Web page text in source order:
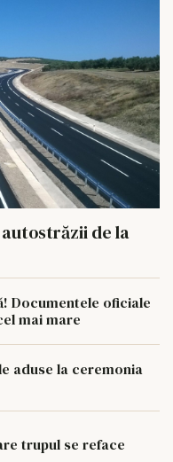
de la
Documentele oficiale
mai mare
aduse la ceremonia
trupul se reface